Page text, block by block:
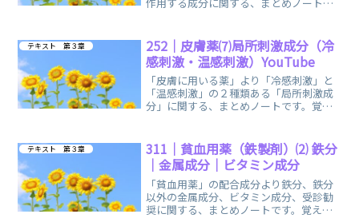
テキスト 第３章
252｜皮膚薬⑺局所刺激成分（冷
感刺激・温感刺激）YouTube
「皮膚に用いる薬」より「冷感刺激」と
「温感刺激」の２種類ある「局所刺激成
分」に関する、まとめノートです。覚え
テキスト 第３章
311｜貧血用薬（鉄製剤）⑵ 鉄分
｜金属成分｜ビタミン成分
「貧血用薬」の配合成分より鉄分、鉄分
以外の金属成分、ビタミン成分、受診勧
奨に関する、まとめノートです。覚え方